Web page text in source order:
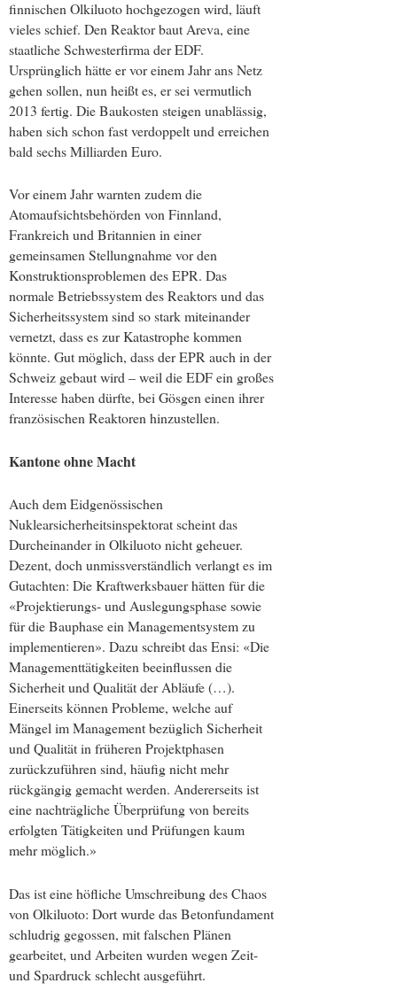
finnischen Olkiluoto hochgezogen wird, läuft
vieles schief. Den Reaktor baut Areva, eine
staatliche Schwesterfirma der EDF.
Ursprünglich hätte er vor einem Jahr ans Netz
gehen sollen, nun heißt es, er sei vermutlich
2013 fertig. Die Baukosten steigen unablässig,
haben sich schon fast verdoppelt und erreichen
bald sechs Milliarden Euro.
Vor einem Jahr warnten zudem die
Atomaufsichtsbehörden von Finnland,
Frankreich und Britannien in einer
gemeinsamen Stellungnahme vor den
Konstruktionsproblemen des EPR. Das
normale Betriebssystem des Reaktors und das
Sicherheitssystem sind so stark miteinander
vernetzt, dass es zur Katastrophe kommen
könnte. Gut möglich, dass der EPR auch in der
Schweiz gebaut wird – weil die EDF ein großes
Interesse haben dürfte, bei Gösgen einen ihrer
französischen Reaktoren hinzustellen.
Kantone ohne Macht
Auch dem Eidgenössischen
Nuklearsicherheitsinspektorat scheint das
Durcheinander in Olkiluoto nicht geheuer.
Dezent, doch unmissverständlich verlangt es im
Gutachten: Die Kraftwerksbauer hätten für die
«Projektierungs- und Auslegungsphase sowie
für die Bauphase ein Managementsystem zu
implementieren». Dazu schreibt das Ensi: «Die
Managementtätigkeiten beeinflussen die
Sicherheit und Qualität der Abläufe (…).
Einerseits können Probleme, welche auf
Mängel im Management bezüglich Sicherheit
und Qualität in früheren Projektphasen
zurückzuführen sind, häufig nicht mehr
rückgängig gemacht werden. Andererseits ist
eine nachträgliche Überprüfung von bereits
erfolgten Tätigkeiten und Prüfungen kaum
mehr möglich.»
Das ist eine höfliche Umschreibung des Chaos
von Olkiluoto: Dort wurde das Betonfundament
schludrig gegossen, mit falschen Plänen
gearbeitet, und Arbeiten wurden wegen Zeit-
und Spardruck schlecht ausgeführt.